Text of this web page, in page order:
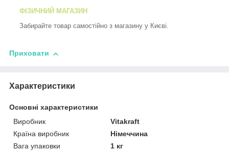
ФІЗИЧНИЙ МАГАЗИН
Забирайте товар самостійно з магазину у Києві.
Приховати
Характеристики
Основні характеристики
Виробник
Vitakraft
Країна виробник
Німеччина
Вага упаковки
1 кг